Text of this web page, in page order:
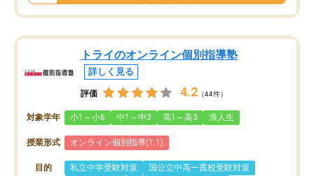
トライのオンライン個別指導塾
詳しく見る
評価 4.2 （44件）
対象学年 小1～小6 中1～中3 高1～高3 浪人生
授業形式 オンライン個別指導(1:1)
目的 私立中学受験対策
国公立中高一貫校受験対策